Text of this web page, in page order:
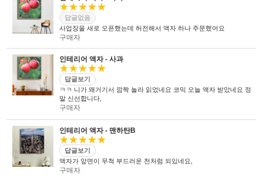
★★★★★
답글없음
사업장을 새로 오픈했는데 허전해서 액자 하나 주문했어요
구매자
인테리어 액자 - 사과
★★★★★
답글보기
ㅋㅋ 니가 왜거기서 깜짝 놀라 읽었네요 코믹 오늘 액자 받았네요 정
말 신선합니다,
구매자
인테리어 액자 - 맨하탄B
★★★★★
답글보기
액자가 앞면이 무척 부드러운 천처럼 되있네요,
구매자